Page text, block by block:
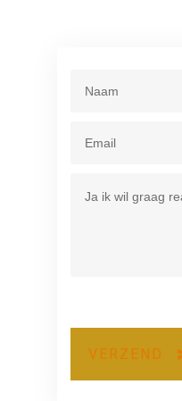
VERZEND